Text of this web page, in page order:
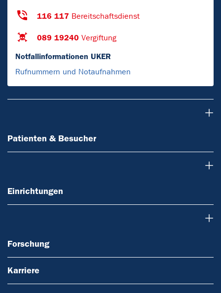
116 117 Bereitschaftsdienst
089 19240 Vergiftung
Notfallinformationen UKER
Rufnummern und Notaufnahmen
Patienten & Besucher
Einrichtungen
Forschung
Karriere